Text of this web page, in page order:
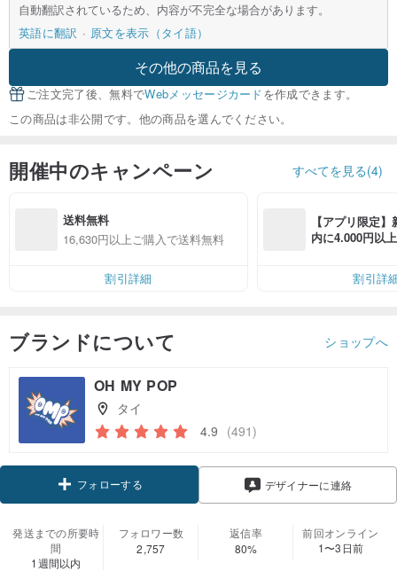
自動翻訳されているため、内容が不完全な場合があります。
英語に翻訳
原文を表示（タイ語）
その他の商品を見る
ご注文完了後、無料でWebメッセージカードを作成できます。
この商品は非公開です。他の商品を選んでください。
開催中のキャンペーン すべてを見る(4)
送料無料
16,630円以上ご購入で送料無料
割引詳細
【アプリ限定
内に4.000円以
割引詳
ブランドについて ショップへ
OH MY POP
タイ
4.9 (491)
フォローする デザイナーに連絡
発送までの所要時
間
1週間以内
フォロワー数
2,757
返信率
80%
前回オンライン
1〜3日前